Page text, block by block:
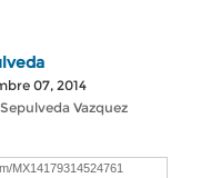
07, 2014
Vazquez